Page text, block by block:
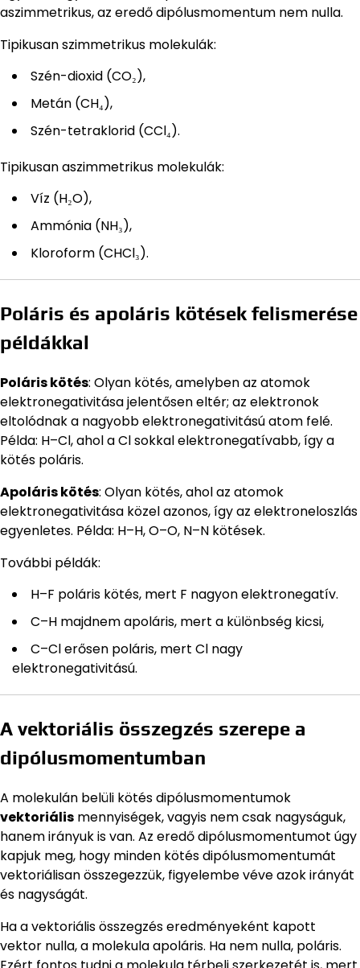
aszimmetrikus, az eredő dipólusmomentum nem nulla.
Tipikusan szimmetrikus molekulák:
Szén-dioxid (CO₂),
Metán (CH₄),
Szén-tetraklorid (CCl₄).
Tipikusan aszimmetrikus molekulák:
Víz (H₂O),
Ammónia (NH₃),
Kloroform (CHCl₃).
Poláris és apoláris kötések felismerése
példákkal
Poláris kötés: Olyan kötés, amelyben az atomok
elektronegativitása jelentősen eltér; az elektronok
eltolódnak a nagyobb elektronegativitású atom felé.
Példa: H–Cl, ahol a Cl sokkal elektronegatívabb, így a
kötés poláris.
Apoláris kötés: Olyan kötés, ahol az atomok
elektronegativitása közel azonos, így az elektroneloszlás
egyenletes. Példa: H–H, O–O, N–N kötések.
További példák:
H–F poláris kötés, mert F nagyon elektronegatív.
C–H majdnem apoláris, mert a különbség kicsi,
C–Cl erősen poláris, mert Cl nagy
elektronegativitású.
A vektoriális összegzés szerepe a
dipólusmomentumban
A molekulán belüli kötés dipólusmomentumok
vektoriális mennyiségek, vagyis nem csak nagyságuk,
hanem irányuk is van. Az eredő dipólusmomentumot úgy
kapjuk meg, hogy minden kötés dipólusmomentumát
vektoriálisan összegezzük, figyelembe véve azok irányát
és nagyságát.
Ha a vektoriális összegzés eredményeként kapott
vektor nulla, a molekula apoláris. Ha nem nulla, poláris.